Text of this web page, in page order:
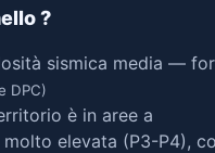
?
sismica media —
DPC)
è in aree a
elevata (P3-P4),